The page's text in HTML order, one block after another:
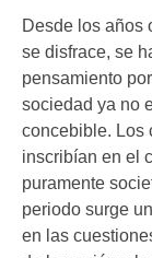
Desde los años
se disfrace, se
pensamiento
sociedad ya no
concebible. Los
inscribían en el
puramente
periodo surge
en las